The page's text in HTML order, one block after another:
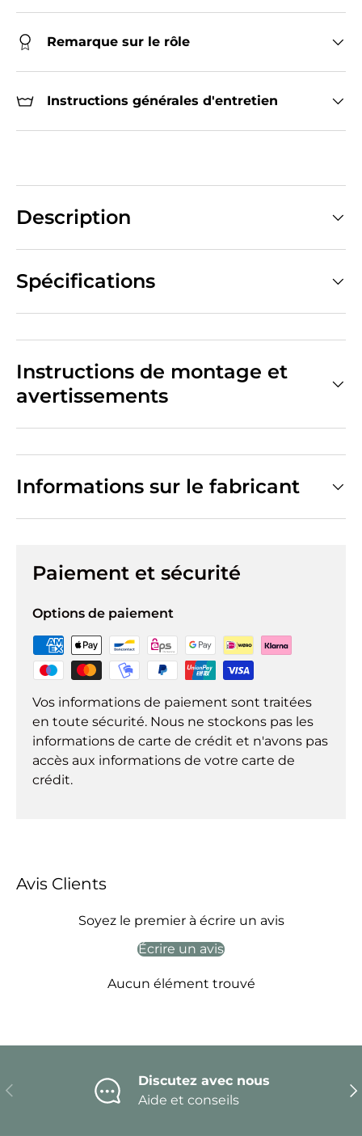
Remarque sur le rôle
Instructions générales d'entretien
Description
Spécifications
Instructions de montage et
avertissements
Informations sur le fabricant
Paiement et sécurité
Options de paiement
Vos informations de paiement sont traitées
en toute sécurité. Nous ne stockons pas les
informations de carte de crédit et n'avons pas
accès aux informations de votre carte de
crédit.
Avis Clients
Soyez le premier à écrire un avis
Écrire un avis
Aucun élément trouvé
Précédent
Discutez avec nous
Aide et conseils